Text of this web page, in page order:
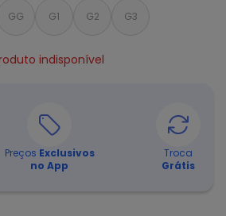
GG G1 G2 G3
indisponível
Preços Exclusivos
no App
Troca
Grátis